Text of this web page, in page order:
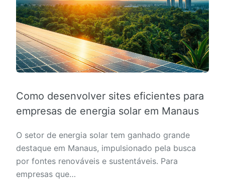
Como desenvolver sites eficientes para
empresas de energia solar em Manaus
O setor de energia solar tem ganhado grande
destaque em Manaus, impulsionado pela busca
por fontes renováveis e sustentáveis. Para
empresas que…